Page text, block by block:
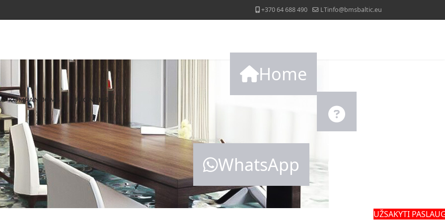
+370 64 688 490 LTinfo@bmsbaltic.eu
KOMPANIJOMS ĮMONĖMS
Home
WhatsApp
Задать
вопрос
UŽSAKYTI